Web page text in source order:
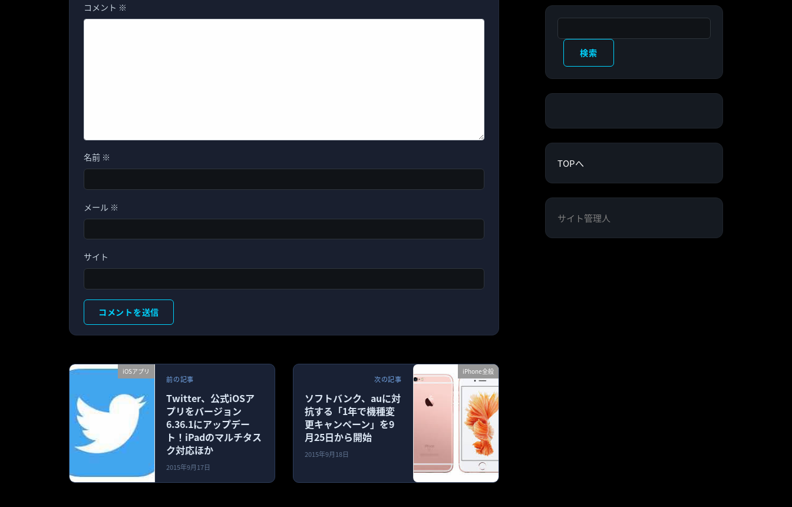
コメント ※
名前 ※
メール ※
サイト
iOSアプリ
前の記事
Twitter、公式iOSア
プリをバージョン
6.36.1にアップデー
ト！iPadのマルチタス
ク対応ほか
2015年9月17日
iPhone全般
次の記事
ソフトバンク、auに対
抗する「1年で機種変
更キャンペーン」を9
月25日から開始
2015年9月18日
検索
TOPへ
サイト管理人